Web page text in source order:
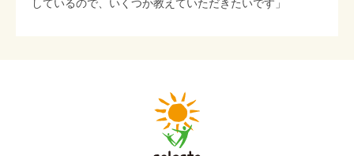
しているので、いくつか教えていただきたいです」